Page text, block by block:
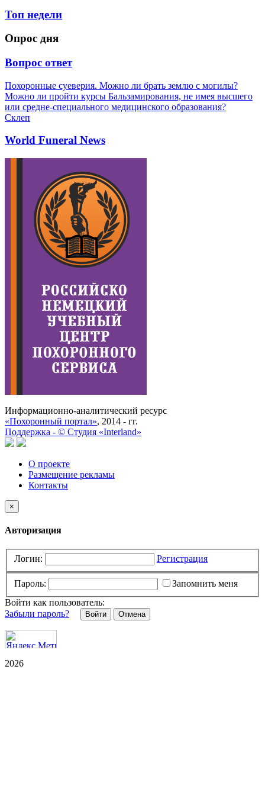
Топ недели
Опрос дня
Вопрос ответ
Похоронные суеверия. Можно ли брать землю с могилы?
Можно ли пройти курсы Бальзамирования, не имея высшего
или средне-специального медицинского образования?
Склеп
World Funeral News
Информационно-аналитический ресурс
«Похоронный портал», 2014 - гг.
Поддержка - © Cтудия «Interland»
О проекте
Размещение рекламы
Контакты
×
Авторизация
Логин: Регистрация
Пароль:
Запомнить меня
Войти как пользователь:
Забыли пароль?
Отмена
2026